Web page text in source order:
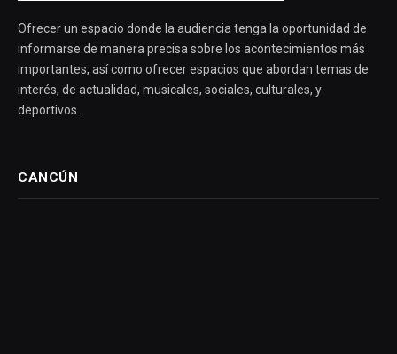
Ofrecer un espacio donde la audiencia tenga la oportunidad de
informarse de manera precisa sobre los acontecimientos más
importantes, así como ofrecer espacios que abordan temas de
interés, de actualidad, musicales, sociales, culturales, y
deportivos.
CANCÚN